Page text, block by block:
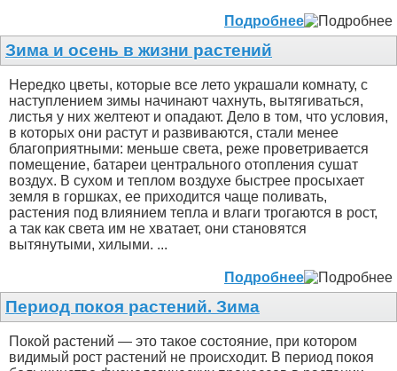
Подробнее
Зима и осень в жизни растений
Нередко цветы, которые все лето украшали комнату, с
наступлением зимы начинают чахнуть, вытягиваться,
листья у них желтеют и опадают. Дело в том, что условия,
в которых они растут и развиваются, стали менее
благоприятными: меньше света, реже проветривается
помещение, батареи центрального отопления сушат
воздух. В сухом и теплом воздухе быстрее просыхает
земля в горшках, ее приходится чаще поливать,
растения под влиянием тепла и влаги трогаются в рост,
а так как света им не хватает, они становятся
вытянутыми, хилыми. ...
Подробнее
Период покоя растений. Зима
Покой растений — это такое состояние, при котором
видимый рост растений не происходит. В период покоя